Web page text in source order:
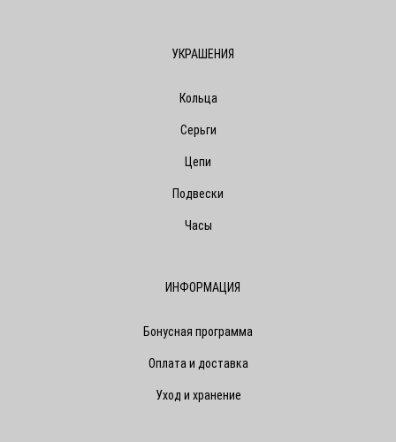
УКРАШЕНИЯ
Кольца
Серьги
Цепи
Подвески
Часы
ИНФОРМАЦИЯ
Бонусная программа
Оплата и доставка
Уход и хранение